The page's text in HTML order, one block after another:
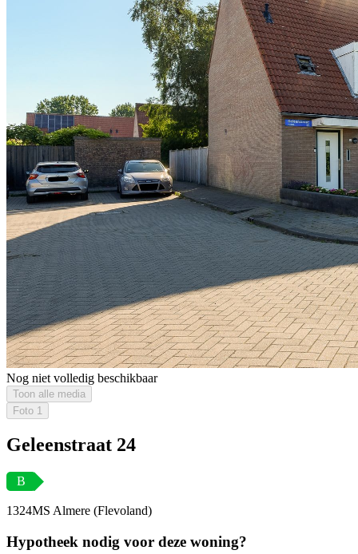
Nog niet volledig beschikbaar
Toon alle media
Foto 1
Geleenstraat 24
B
1324MS Almere (Flevoland)
Hypotheek nodig voor deze woning?